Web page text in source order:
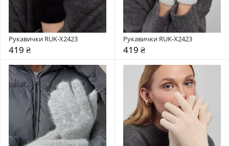
Рукавички RUK-X2423
419 ₴
Рукавички RUK-X2423
419 ₴